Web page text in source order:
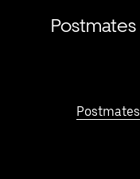
Postmates
Postmates